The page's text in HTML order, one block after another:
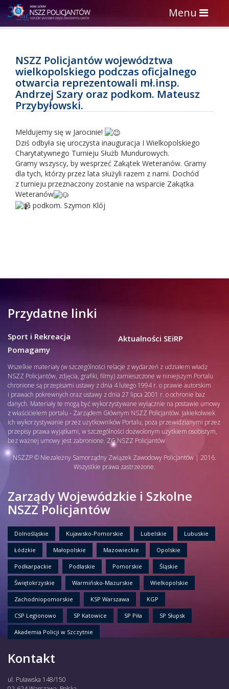
Toggle
navigation
Menu
NSZZ Policjantów województwa
wielkopolskiego podczas oficjalnego
otwarcia reprezentowali mł.insp.
Andrzej Szary oraz podkom. Mateusz
Przybyłowski.
Meldujemy się w Jarocinie!
Dziś odbyła się uroczysta inauguracja I Wielkopolskiego
Charytatywnego Turnieju Służb Mundurowych.
Gramy wszyscy, by wesprzeć Zakątek Weteranów. Gramy
dla tych, którzy przez lata służyli razem z nami. Dochód
z turnieju przeznaczony zostanie na wsparcie Zakątka
Weteranów
podkom. Szymon Klój
Przydatne linki
Sport i Rekreacja
Pomagamy
Aktualności SEiRP
Wszelkie materiały (w szczególności relacje z wydarzeń z udziałem władz
NSZZ Policjantów, zdjęcia, grafiki, filmy) zamieszczone w niniejszym Portalu
chronione są przepisami ustawy z dnia 4 lutego 1994 r. o prawie autorskim
i prawach pokrewnych oraz ustawy z dnia 27 lipca 2001 r. o ochronie baz
danych. Materiały te mogą być wykorzystywane wyłącznie na postawie umowy
z właścicielem portalu - Zarządem Głównym NSZZ Policjantów. Jakiekolwiek
ich wykorzystywanie przez użytkowników Portalu, poza przewidzianymi przez
przepisy prawa wyjątkami, w szczególności dozwolonym użytkiem osobistym,
bez ważnej umowy jest zabronione. ZG NSZZ Policjantów
NSZZP © Niezależny Samorządny Związek Zawodowy Policjantów | 2016.
Wszystkie prawa zastrzeżone.
Zarządy Wojewódzkie i Szkolne
NSZZ Policjantów
Dolnośląskie Kujawsko-Pomorskie Lubelskie Lubuskie
Łódzkie Małopolskie Mazowieckie Opolskie
Podkarpackie Podlaskie Pomorskie Śląskie
Świętokrzyskie Warmińsko-Mazurskie Wielkopolskie
Zachodniopomorskie KSP Warszawa KGP
CSP Legionowo SP Katowice SP Piła SP Słupsk
Akademia Policji w Szczytnie
Kontakt
ul. Puławska 148/150